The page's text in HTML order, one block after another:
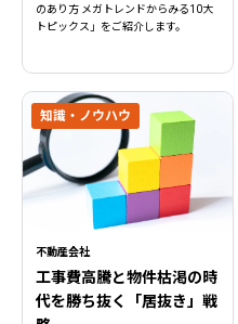
のあり方 メガトレンドからみる10大
トピックス」をご紹介します。
不動産会社
工事費高騰と物件枯渇の時
代を勝ち抜く「居抜き」戦
知識・ノウハウ